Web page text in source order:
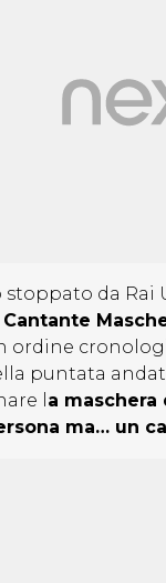
da
Cantante
ordine
puntata
l a maschera
ma… un